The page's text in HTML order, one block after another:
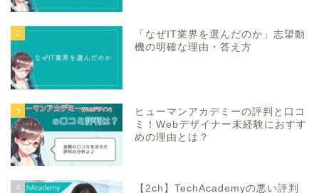
2
「なぜIT業界を選んだのか」志望動
機の明確な理由・答え方
3
ヒューマンアカデミーの評判と口コ
ミ！Webデザイナー未経験におすす
めの理由とは？
4
【2ch】TechAcademyの悪い評判